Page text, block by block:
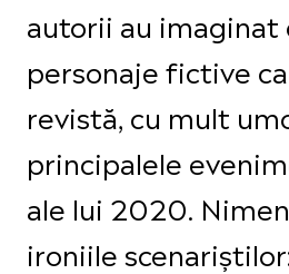
autorii au imaginat
personaje fictive
revistă, cu mult
principalele
ale lui 2020.
ironiile